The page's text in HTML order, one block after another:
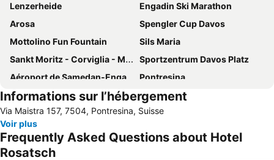
Lenzerheide
Engadin Ski Marathon
Arosa
Spengler Cup Davos
Mottolino Fun Fountain
Sils Maria
Sankt Moritz - Corviglia - Marguns
Sportzentrum Davos Platz
Aéroport de Samedan-Engadin
Pontresina
Albulapass
Sation de ski Davos-Parsenn
Vieille ville de Saint Moritz
Malojapass
Bahnhof Sankt Moritz
Glacier Express
Savognin
Informations sur l’hébergement
Via Maistra 157, 7504, Pontresina, Suisse
Voir plus
Frequently Asked Questions about Hotel
Rosatsch